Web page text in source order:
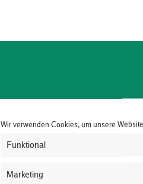
Wir verwenden Cookies, um unsere
Funktional
Marketing